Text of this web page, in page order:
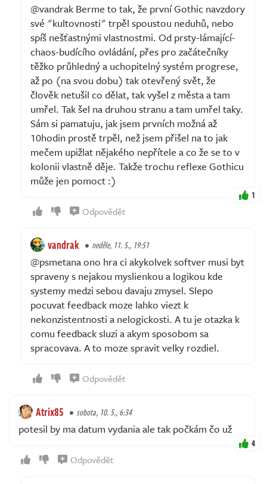
@vandrak Berme to tak, že první Gothic navzdory
své "kultovnosti" trpěl spoustou neduhů, nebo
spíš nešťastnými vlastnostmi. Od prsty-lámající-
chaos-budícího ovládání, přes pro začátečníky
těžko průhledný a uchopitelný systém progrese,
až po (na svou dobu) tak otevřený svět, že
člověk netušil co dělat, tak vyšel z města a tam
umřel. Tak šel na druhou stranu a tam umřel taky.
Sám si pamatuju, jak jsem prvních možná až
10hodin prostě trpěl, než jsem přišel na to jak
mečem upižlat nějakého nepřítele a co že se to v
kolonii vlastně děje. Takže trochu reflexe Gothicu
může jen pomoct :)
1
Odpovědět
vandrak neděle, 11. 5., 19:51
@psmetana ono hra ci akykolvek softver musi byt
spraveny s nejakou myslienkou a logikou kde
systemy medzi sebou davaju zmysel. Slepo
pocuvat feedback moze lahko viezt k
nekonzistentnosti a nelogickosti. A tu je otazka k
comu feedback sluzi a akym sposobom sa
spracovava. A to moze spravit velky rozdiel.
Odpovědět
Atrix85 sobota, 10. 5., 6:34
potesil by ma datum vydania ale tak počkám čo už
4
Odpovědět